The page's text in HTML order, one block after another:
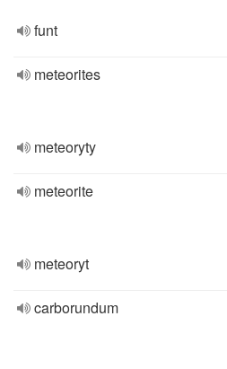
funt
meteorites
meteoryty
meteorite
meteoryt
carborundum